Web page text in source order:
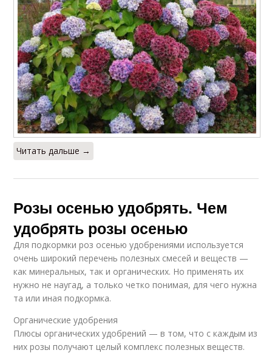
Читать дальше →
Розы осенью удобрять. Чем
удобрять розы осенью
Для подкормки роз осенью удобрениями используется
очень широкий перечень полезных смесей и веществ —
как минеральных, так и органических. Но применять их
нужно не наугад, а только четко понимая, для чего нужна
та или иная подкормка.
Органические удобрения
Плюсы органических удобрений — в том, что с каждым из
них розы получают целый комплекс полезных веществ.